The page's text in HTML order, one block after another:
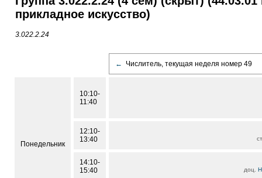
прикладное искусство)
3.022.2.24
← Числитель, текущая неделя номер 49
Понедельник
10:10-
11:40
12:10-
13:40
14:10-
15:40
доц.